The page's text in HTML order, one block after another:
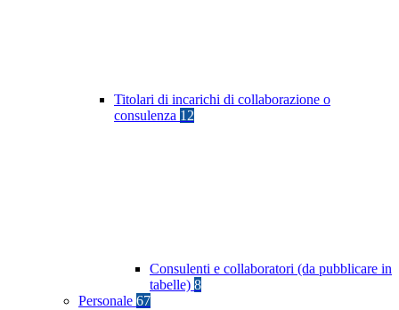
Titolari di incarichi di collaborazione o
consulenza 12
Consulenti e collaboratori (da pubblicare in
tabelle) 8
Personale 67